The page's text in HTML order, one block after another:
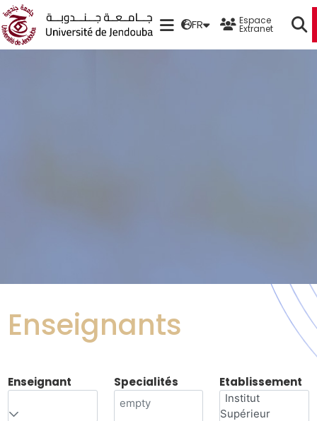
FR Espace
Extranet
Enseignants
Enseignant Specialités
empty
Etablissement
Institut
Supérieur